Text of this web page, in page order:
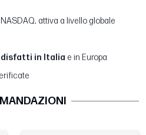
attiva a livello globale
in Italia e in Europa